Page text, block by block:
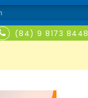
(84) 9 8173 8448